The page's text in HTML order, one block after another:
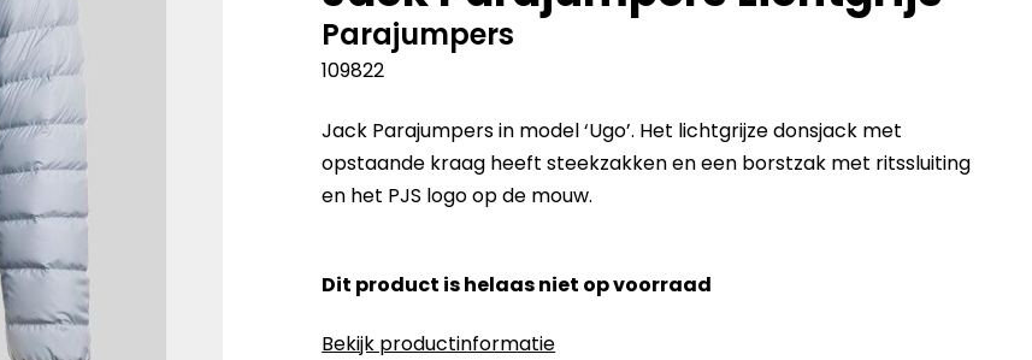
Parajumpers
109822
Jack Parajumpers in model ‘Ugo’. Het lichtgrijze donsjack met
opstaande kraag heeft steekzakken en een borstzak met ritssluiting
en het PJS logo op de mouw.
Dit product is helaas niet op voorraad
Bekijk productinformatie